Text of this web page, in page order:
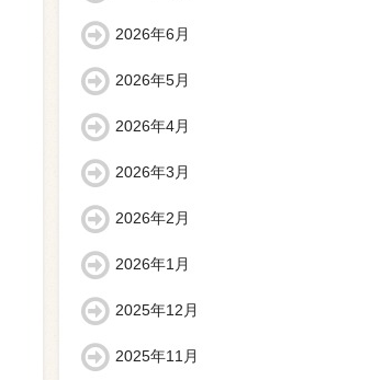
2026年6月
2026年5月
2026年4月
2026年3月
2026年2月
2026年1月
2025年12月
2025年11月